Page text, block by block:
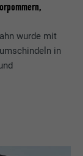
wurde mit
in